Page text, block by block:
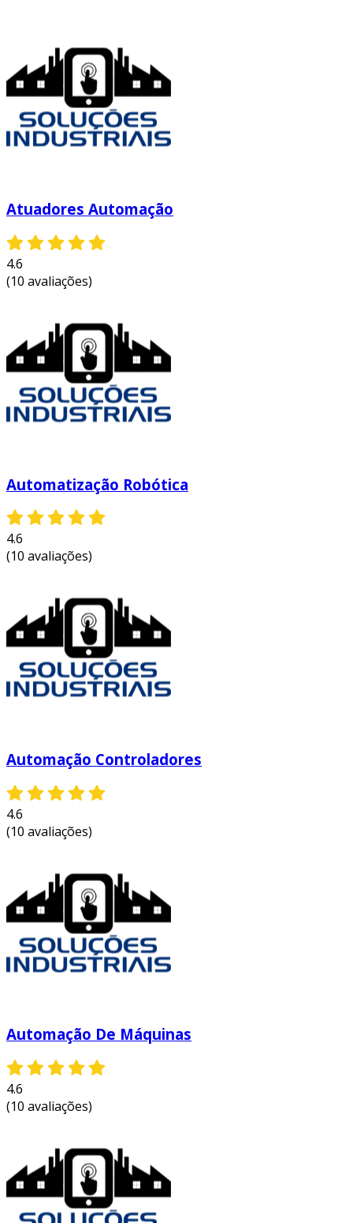
Atuadores Automação
4.6
(10 avaliações)
Automatização Robótica
4.6
(10 avaliações)
Automação Controladores
4.6
(10 avaliações)
Automação De Máquinas
4.6
(10 avaliações)